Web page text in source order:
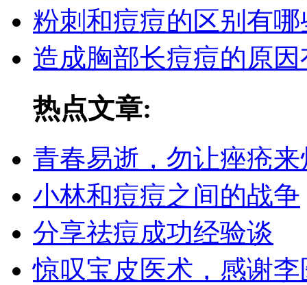
粉刺和痘痘的区别有哪
造成胸部长痘痘的原
热点文章:
青春易逝，勿让痤疮来
小林和痘痘之间的战争
分享祛痘成功经验谈
惊叹宝皮医术，感谢